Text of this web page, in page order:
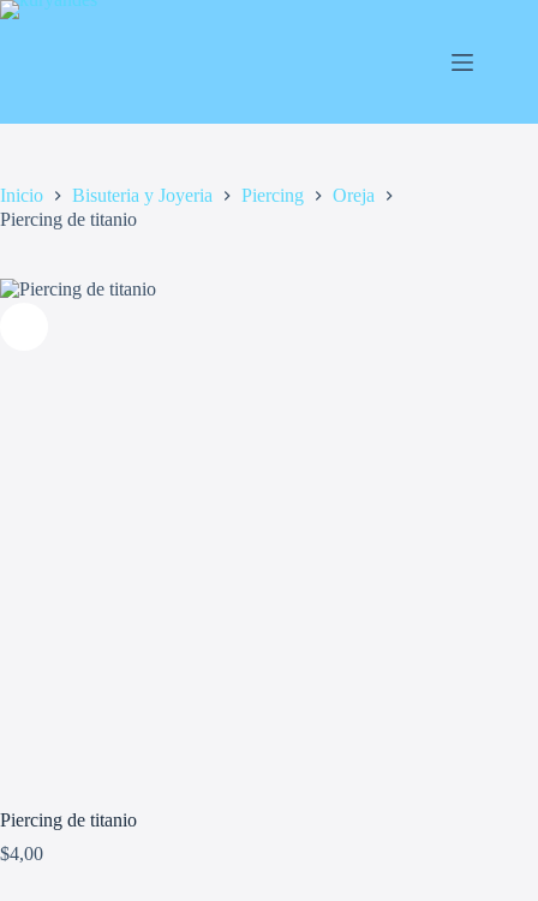
Saltar
Inicio Bisuteria y Joyeria Piercing
Oreja
Piercing de titanio
Piercing de titanio
$4,00